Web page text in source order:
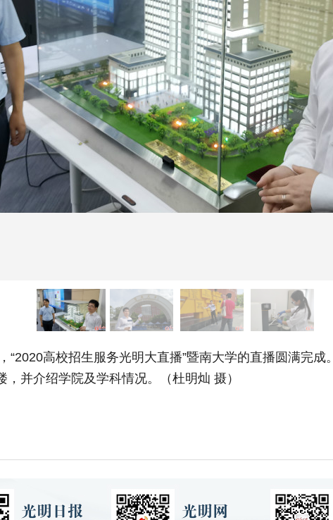
“2020高校招生服务光明大直播”暨南大学的直播圆满完
并介绍学院及学科情况。（杜明灿 摄）